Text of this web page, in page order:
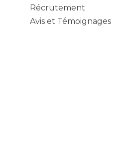
Récrutement
Avis et Témoignages